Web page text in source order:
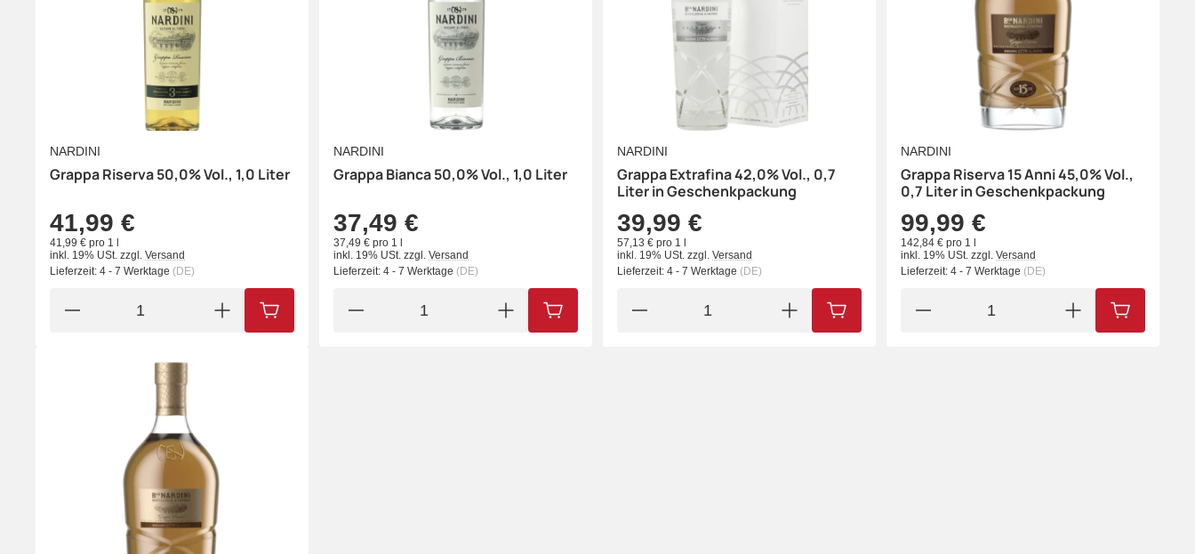
NARDINI
Grappa Riserva 50,0% Vol., 1,0 Liter
41,99 €
41,99 € pro 1 l
inkl. 19% USt. zzgl. Versand
Lieferzeit: 4 - 7 Werktage (DE)
IN DEN WARENKORB
NARDINI
Grappa Bianca 50,0% Vol., 1,0 Liter
37,49 €
37,49 € pro 1 l
inkl. 19% USt. zzgl. Versand
Lieferzeit: 4 - 7 Werktage (DE)
IN DEN WARENKORB
NARDINI
Grappa Extrafina 42,0% Vol., 0,7
Liter in Geschenkpackung
39,99 €
57,13 € pro 1 l
inkl. 19% USt. zzgl. Versand
Lieferzeit: 4 - 7 Werktage (DE)
IN DEN WARENKORB
NARDINI
Grappa Riserva 15 Anni 45,0% Vol.,
0,7 Liter in Geschenkpackung
99,99 €
142,84 € pro 1 l
inkl. 19% USt. zzgl. Versand
Lieferzeit: 4 - 7 Werktage (DE)
IN DEN